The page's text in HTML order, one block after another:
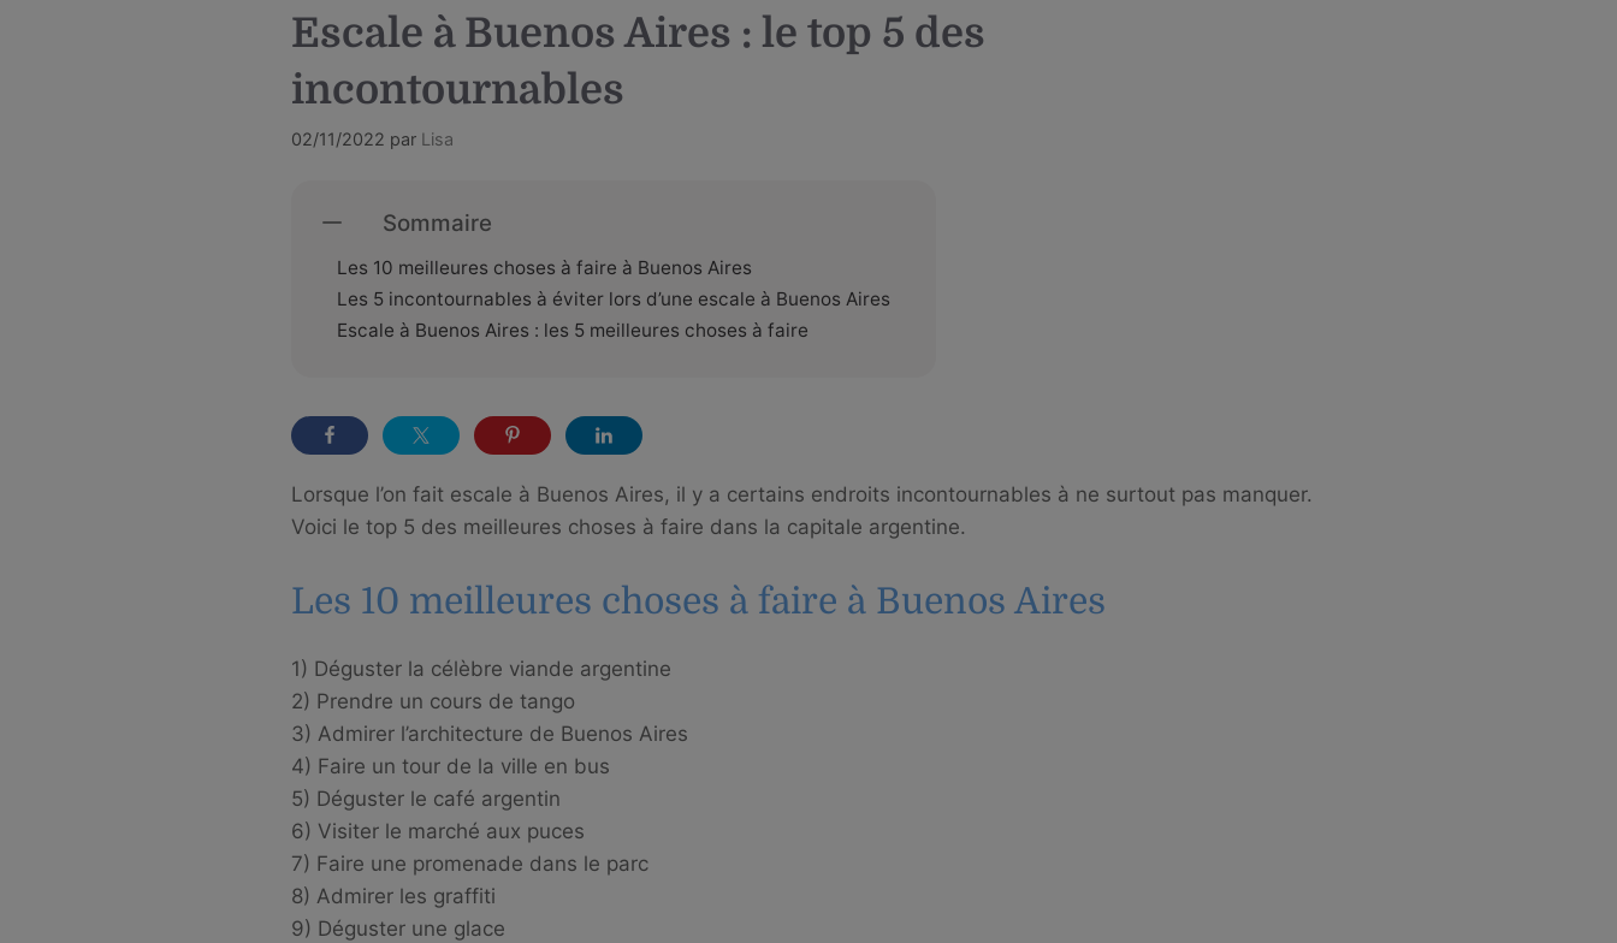
Child
(generatepress_child)
Escale à Buenos Aires : le top 5 des
incontournables
02/11/2022 par Lisa
Sommaire
Les 10 meilleures choses à faire à Buenos Aires
Les 5 incontournables à éviter lors d’une escale à Buenos Aires
Escale à Buenos Aires : les 5 meilleures choses à faire
Lorsque l’on fait escale à Buenos Aires, il y a certains endroits incontournables à ne surtout pas manquer.
Voici le top 5 des meilleures choses à faire dans la capitale argentine.
Les 10 meilleures choses à faire à Buenos Aires
1) Déguster la célèbre viande argentine
2) Prendre un cours de tango
3) Admirer l’architecture de Buenos Aires
4) Faire un tour de la ville en bus
5) Déguster le café argentin
6) Visiter le marché aux puces
7) Faire une promenade dans le parc
8) Admirer les graffiti
9) Déguster une glace